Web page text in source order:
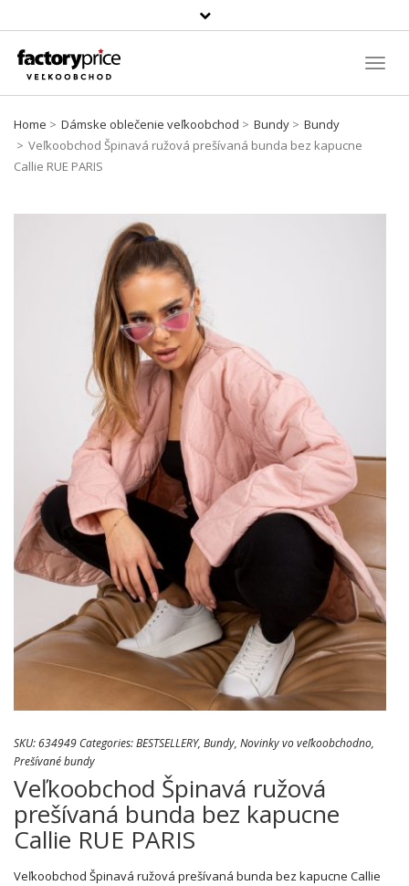
Szukaj
produktu
Home Dámske oblečenie veľkoobchod Bundy
Bundy
Veľkoobchod Špinavá ružová prešívaná bunda bez kapucne
Callie RUE PARIS
SKU:634949 Categories:BESTSELLERY, Bundy, Novinky vo veľkoobchodno,
Prešívané bundy
Veľkoobchod Špinavá ružová
prešívaná bunda bez kapucne
Callie RUE PARIS
Veľkoobchod Špinavá ružová prešívaná bunda bez kapucne Callie